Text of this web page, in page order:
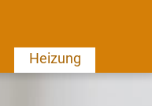
Heizung